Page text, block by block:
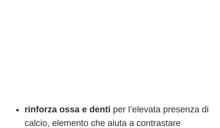
rinforza ossa e denti per l’elevata presenza di
calcio, elemento che aiuta a contrastare